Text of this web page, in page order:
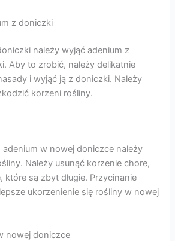
z doniczki
należy wyjąć adenium z
Aby to zrobić, należy delikatnie
i wyjąć ją z doniczki. Należy
korzeni rośliny.
adenium w nowej doniczce należy
Należy usunąć korzenie chore,
które są zbyt długie. Przycinanie
ukorzenienie się rośliny w nowej
nowej doniczce